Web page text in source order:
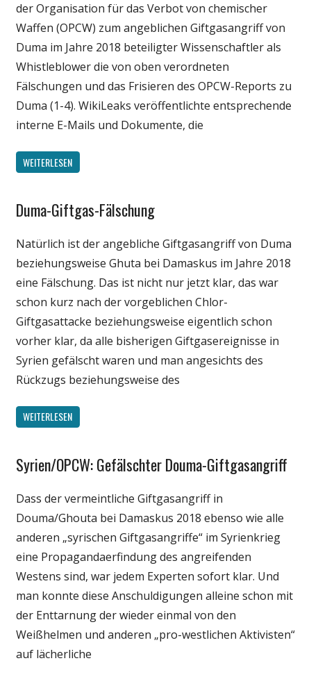
der Organisation für das Verbot von chemischer
Waffen (OPCW) zum angeblichen Giftgasangriff von
Duma im Jahre 2018 beteiligter Wissenschaftler als
Whistleblower die von oben verordneten
Fälschungen und das Frisieren des OPCW-Reports zu
Duma (1-4). WikiLeaks veröffentlichte entsprechende
interne E-Mails und Dokumente, die
WEITERLESEN
Gesellschaft
Politik
Wissenschaft
Duma-Giftgas-Fälschung
Natürlich ist der angebliche Giftgasangriff von Duma
beziehungsweise Ghuta bei Damaskus im Jahre 2018
eine Fälschung. Das ist nicht nur jetzt klar, das war
schon kurz nach der vorgeblichen Chlor-
Giftgasattacke beziehungsweise eigentlich schon
vorher klar, da alle bisherigen Giftgasereignisse in
Syrien gefälscht waren und man angesichts des
Rückzugs beziehungsweise des
WEITERLESEN
Gesellschaft
Politik
Wissenschaft
Syrien/OPCW: Gefälschter Douma-Giftgasangriff
Dass der vermeintliche Giftgasangriff in
Douma/Ghouta bei Damaskus 2018 ebenso wie alle
anderen „syrischen Giftgasangriffe“ im Syrienkrieg
eine Propagandaerfindung des angreifenden
Westens sind, war jedem Experten sofort klar. Und
man konnte diese Anschuldigungen alleine schon mit
der Enttarnung der wieder einmal von den
Weißhelmen und anderen „pro-westlichen Aktivisten“
auf lächerliche